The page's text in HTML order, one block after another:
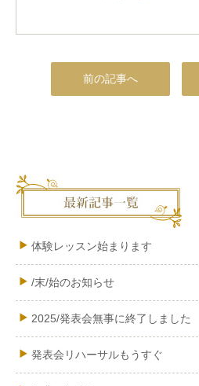
前の記事へ
体験レッスン始まります
/末/始のお知らせ
2025/発表会無事に終了しました
発表会リハーサルもうすぐ